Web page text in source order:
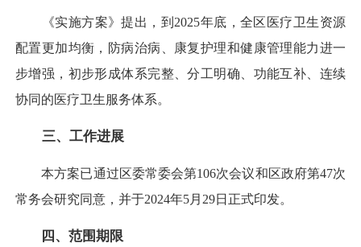
《实施方案》提出，到2025年底，全区医疗卫生资源
配置更加均衡，防病治病、康复护理和健康管理能力进一
步增强，初步形成体系完整、分工明确、功能互补、连续
协同的医疗卫生服务体系。
三、工作进展
本方案已通过区委常委会第106次会议和区政府第47次
常务会研究同意，并于2024年5月29日正式印发。
四、范围期限